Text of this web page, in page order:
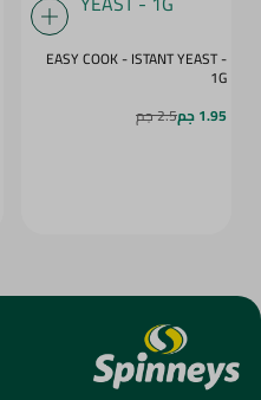
EASY COOK - ISTANT YEAST -
1G
1.95 جم
2.5 جم